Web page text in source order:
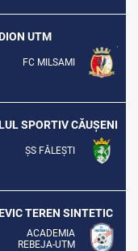
UTM
FC MILSAMI
SPORTIV CĂUȘENI
ȘS FĂLEȘTI
TEREN SINTETIC
ACADEMIA
REBEJA-UTM